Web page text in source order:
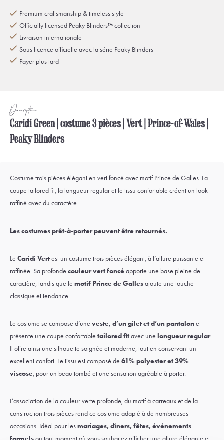
Premium craftsmanship & timeless style
Officially licensed Peaky Blinders™ collection
Livraison internationale
Sous licence officielle avec la série Peaky Blinders
Payer plus tard
Description
Caridi Green | costume 3 pièces | Vert | Prince-of-Wales |
Peaky Blinders
Costume trois pièces élégant en vert foncé avec motif Prince de Galles. La
coupe tailored fit, la longueur regular et le tissu confortable créent un look
raffiné avec du caractère.
Les costumes prêt-à-porter peuvent être retournés.
Le Caridi Vertest un costume trois pièces élégant, à l’allure puissante et
raffinée. Sa profonde couleur vert foncéapporte une base pleine de
caractère, tandis que le motif Prince de Gallesajoute une touche
classique et tendance.
Le costume se compose d’une veste, d’un gilet et d’un pantalonet
présente une coupe confortable tailored fitavec une longueur regular.
Il offre ainsi une silhouette soignée et moderne, tout en conservant un
excellent confort. Le tissu est composé de 61% polyester et 39%
viscose, pour un beau tombé et une sensation agréable à porter.
L’association de la couleur verte profonde, du motif à carreaux et de la
construction trois pièces rend ce costume adapté à de nombreuses
occasions. Idéal pour lesmariages, dîners, fêtes, événements